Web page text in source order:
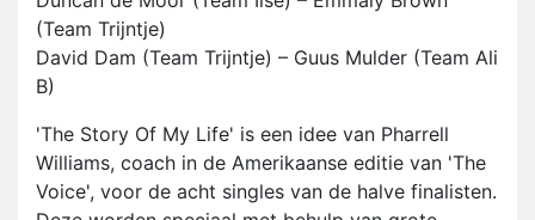
(Team Trijntje)
David Dam (Team Trijntje) – Guus Mulder (Team Ali
B)
'The Story Of My Life' is een idee van Pharrell
Williams, coach in de Amerikaanse editie van 'The
Voice', voor de acht singles van de halve finalisten.